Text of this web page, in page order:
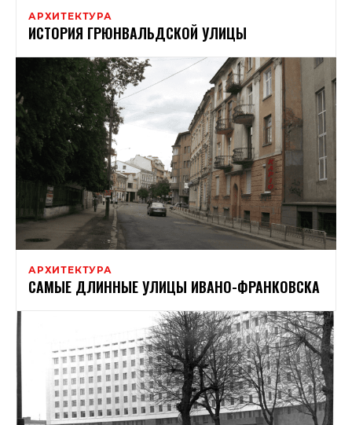
АРХИТЕКТУРА
ИСТОРИЯ ГРЮНВАЛЬДСКОЙ УЛИЦЫ
АРХИТЕКТУРА
САМЫЕ ДЛИННЫЕ УЛИЦЫ ИВАНО-ФРАНКОВСКА